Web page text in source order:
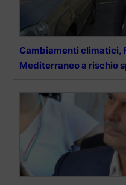
Cambiamenti climatici,
Mediterraneo a rischio